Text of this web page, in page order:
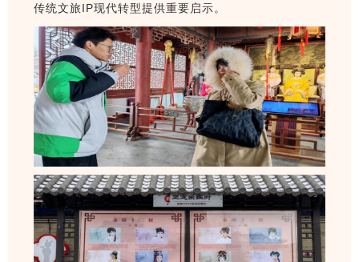
传统文旅IP现代转型提供重要启示。